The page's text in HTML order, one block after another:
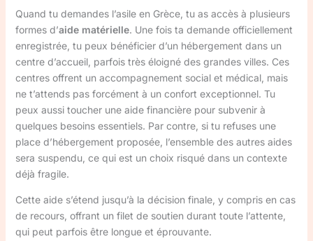
Quand tu demandes l’asile en Grèce, tu as accès à plusieurs
formes d’aide matérielle. Une fois ta demande officiellement
enregistrée, tu peux bénéficier d’un hébergement dans un
centre d’accueil, parfois très éloigné des grandes villes. Ces
centres offrent un accompagnement social et médical, mais
ne t’attends pas forcément à un confort exceptionnel. Tu
peux aussi toucher une aide financière pour subvenir à
quelques besoins essentiels. Par contre, si tu refuses une
place d’hébergement proposée, l’ensemble des autres aides
sera suspendu, ce qui est un choix risqué dans un contexte
déjà fragile.
Cette aide s’étend jusqu’à la décision finale, y compris en cas
de recours, offrant un filet de soutien durant toute l’attente,
qui peut parfois être longue et éprouvante.